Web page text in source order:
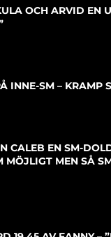
OCH ARVID EN
INNE-SM – KRAMP
CALEB EN SM-
MÖJLIGT MEN SÅ